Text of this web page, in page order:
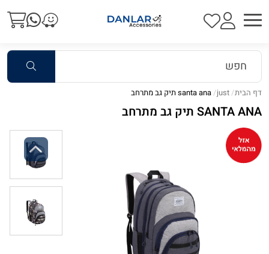
דף הבית just santa ana תיק גב מתרחב
SANTA ANA תיק גב מתרחב
Previous